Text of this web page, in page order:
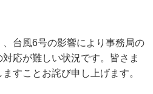
台風6号の影響により事務局の
応が難しい状況です。皆さま
すことお詫び申し上げます。